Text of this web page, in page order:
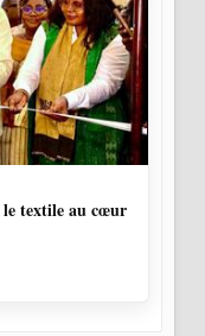
textile au cœur